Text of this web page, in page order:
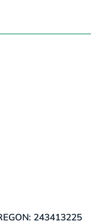
243413225